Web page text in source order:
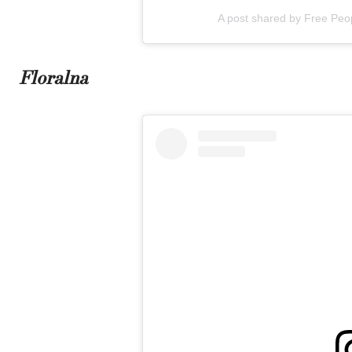
A post shared by Free
Floralna